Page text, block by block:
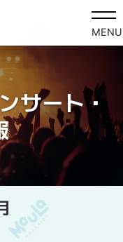
MENU
サート・